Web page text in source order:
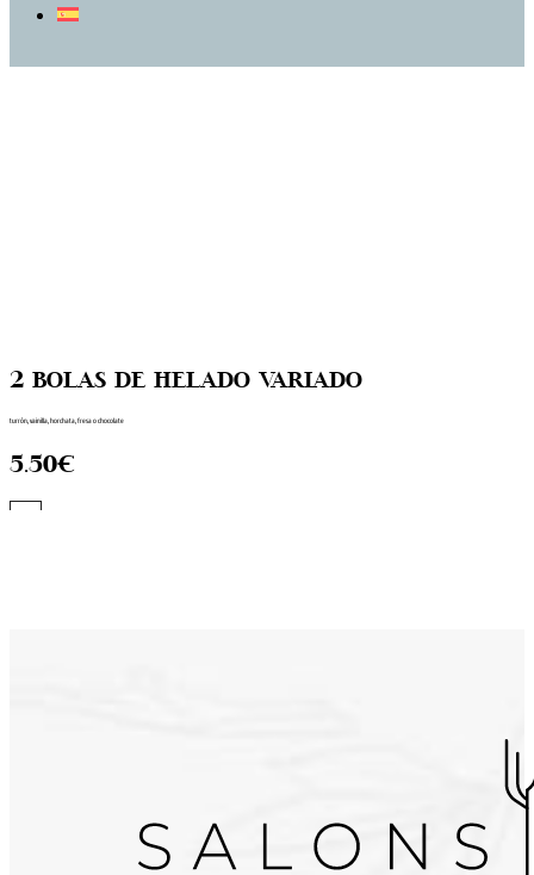
2 bolas de helado variado
turrón, vainilla, horchata, fresa o chocolate
5.50€